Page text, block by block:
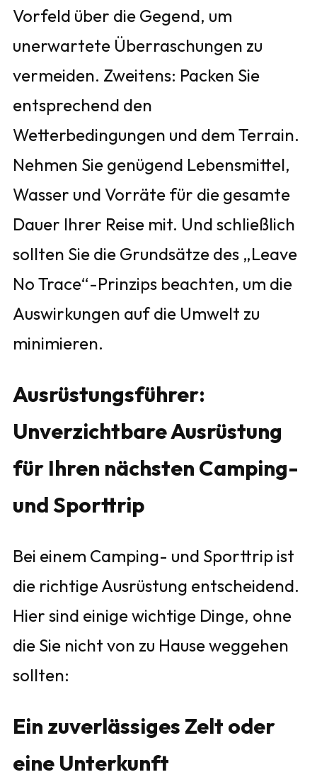
Vorfeld über die Gegend, um
unerwartete Überraschungen zu
vermeiden. Zweitens: Packen Sie
entsprechend den
Wetterbedingungen und dem Terrain.
Nehmen Sie genügend Lebensmittel,
Wasser und Vorräte für die gesamte
Dauer Ihrer Reise mit. Und schließlich
sollten Sie die Grundsätze des „Leave
No Trace“-Prinzips beachten, um die
Auswirkungen auf die Umwelt zu
minimieren.
Ausrüstungsführer:
Unverzichtbare Ausrüstung
für Ihren nächsten Camping-
und Sporttrip
Bei einem Camping- und Sporttrip ist
die richtige Ausrüstung entscheidend.
Hier sind einige wichtige Dinge, ohne
die Sie nicht von zu Hause weggehen
sollten:
Ein zuverlässiges Zelt oder
eine Unterkunft